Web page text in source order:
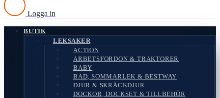
Logga in
BUTIK
LEKSAKER
ACTION
ARBETSFORDON & TRAKTORER
BABY
BAD, SOMMARLEK & BESTWAY
DJUR & SKRÄCKDJUR
DOCKOR, DOCKSET & TILLBEHÖR